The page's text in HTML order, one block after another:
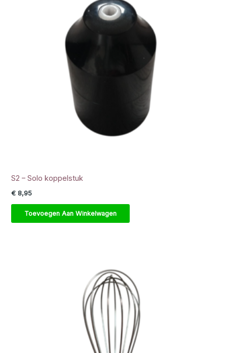
S2 – Solo koppelstuk
€ 8,95
Toevoegen Aan Winkelwagen